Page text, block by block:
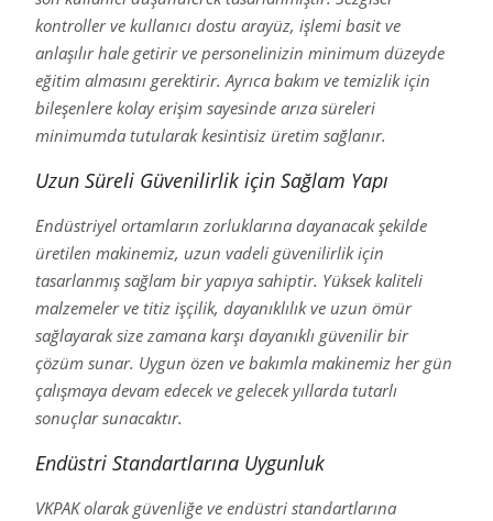
kontroller ve kullanıcı dostu arayüz, işlemi basit ve
anlaşılır hale getirir ve personelinizin minimum düzeyde
eğitim almasını gerektirir. Ayrıca bakım ve temizlik için
bileşenlere kolay erişim sayesinde arıza süreleri
minimumda tutularak kesintisiz üretim sağlanır.
Uzun Süreli Güvenilirlik için Sağlam Yapı
Endüstriyel ortamların zorluklarına dayanacak şekilde
üretilen makinemiz, uzun vadeli güvenilirlik için
tasarlanmış sağlam bir yapıya sahiptir. Yüksek kaliteli
malzemeler ve titiz işçilik, dayanıklılık ve uzun ömür
sağlayarak size zamana karşı dayanıklı güvenilir bir
çözüm sunar. Uygun özen ve bakımla makinemiz her gün
çalışmaya devam edecek ve gelecek yıllarda tutarlı
sonuçlar sunacaktır.
Endüstri Standartlarına Uygunluk
VKPAK olarak güvenliğe ve endüstri standartlarına